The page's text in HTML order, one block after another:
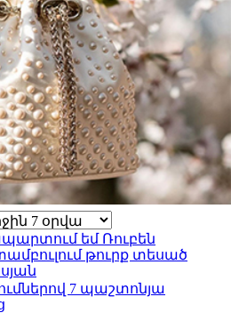
եմ Ռուբեն
թուրք տեսած
7 պաշտոնյա